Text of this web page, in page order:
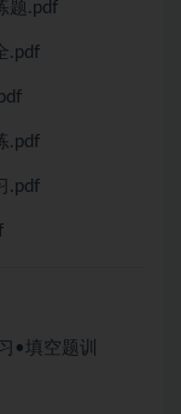
题.pdf
.pdf
.pdf
.pdf
•填空题训